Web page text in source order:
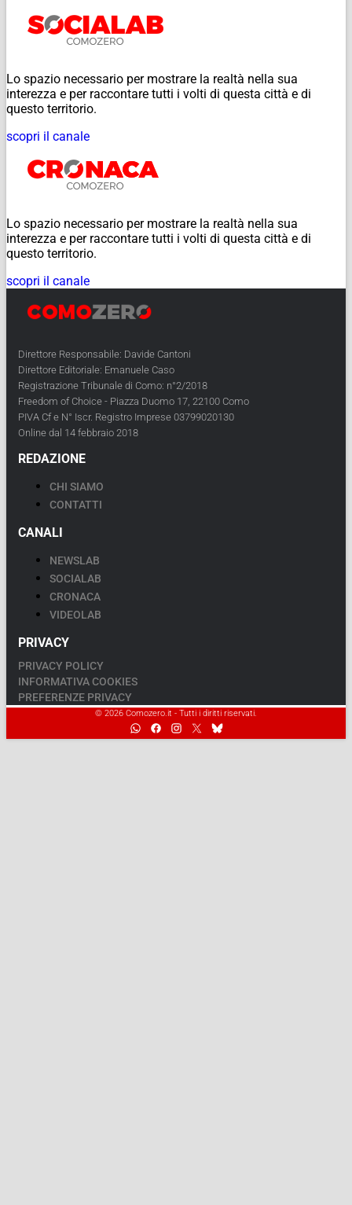
Lo spazio necessario per mostrare la realtà nella sua
interezza e per raccontare tutti i volti di questa città e di
questo territorio.
scopri il canale
Lo spazio necessario per mostrare la realtà nella sua
interezza e per raccontare tutti i volti di questa città e di
questo territorio.
scopri il canale
Direttore Responsabile: Davide Cantoni
Direttore Editoriale: Emanuele Caso
Registrazione Tribunale di Como: n°2/2018
Freedom of Choice - Piazza Duomo 17, 22100 Como
PIVA Cf e N° Iscr. Registro Imprese 03799020130
Online dal 14 febbraio 2018
REDAZIONE
CHI SIAMO
CONTATTI
CANALI
NEWSLAB
SOCIALAB
CRONACA
VIDEOLAB
PRIVACY
PRIVACY POLICY
INFORMATIVA COOKIES
PREFERENZE PRIVACY
© 2026 Comozero.it - Tutti i diritti riservati.